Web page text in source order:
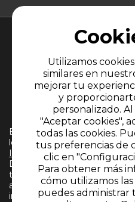
MIEMBRO DE
El uso de este sitio web
los
Términos y condicionesy
Información de CARACOL
Derechos Reservados D.R.A.
total o parcial, así como su
autorización escrita de su
in part, or translation without
Utilizamos
similares en
mejorar tu
y
personalizado.
"Aceptar cookies",
todas las cookies.
tus preferencias de
clic en
Para obtener más
cómo utilizamos
puedes administrar